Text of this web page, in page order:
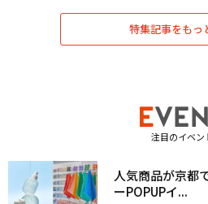
特集記事をもっ
注目のイベン
人気商品が京都
ーPOPUPイ...